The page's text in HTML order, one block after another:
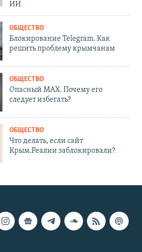
ИИ
ОБЩЕСТВО
Блокирование Telegram. Как
решить проблему крымчанам
ОБЩЕСТВО
Опасный MAX. Почему его
следует избегать?
ОБЩЕСТВО
Что делать, если сайт
Крым.Реалии заблокировали?